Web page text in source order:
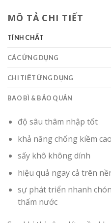
MÔ TẢ CHI TIẾT
TÍNH CHẤT
CÁC ỨNG DỤNG
CHI TIẾT ỨNG DỤNG
BAO BÌ & BẢO QUẢN
độ sâu thâm nhập tốt
khả năng chống kiềm cao
sấy khô không dính
hiệu quả ngay cả trên
sự phát triển nhanh
thấm nước